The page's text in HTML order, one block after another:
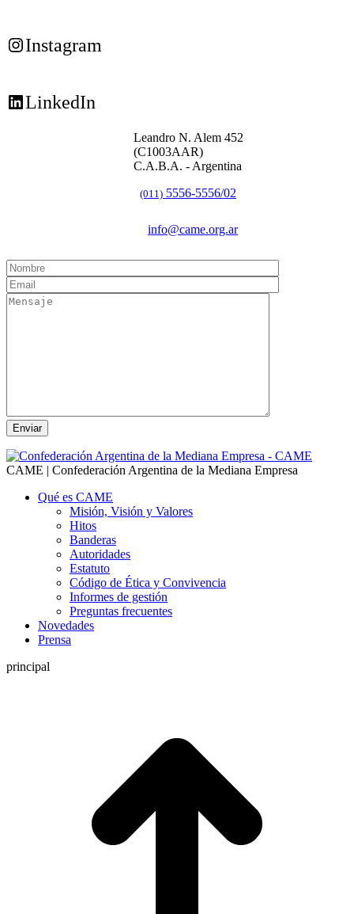
Instagram
LinkedIn
Leandro N. Alem 452
(C1003AAR)
C.A.B.A. - Argentina
(011) 5556-5556/02
info@came.org.ar
CAME | Confederación Argentina de la Mediana Empresa
Qué es CAME
Misión, Visión y Valores
Hitos
Banderas
Autoridades
Estatuto
Código de Ética y Convivencia
Informes de gestión
Preguntas frecuentes
Novedades
Prensa
principal